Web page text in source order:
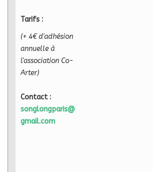
Tarifs :
(+ 4€ d'adhésion
annuelle à
l'association Co-
Arter)
Contact :
songlongparis@
gmail.com